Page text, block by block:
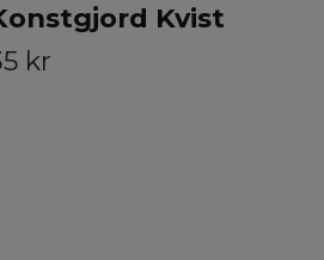
Kvist
kr